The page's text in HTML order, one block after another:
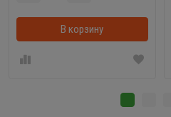
В корзину